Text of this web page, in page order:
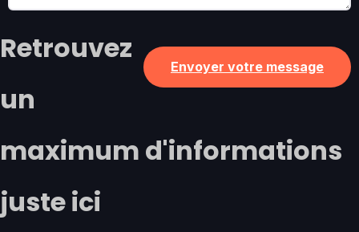
Envoyer votre message
Retrouvez
un
maximum d'informations
juste ici